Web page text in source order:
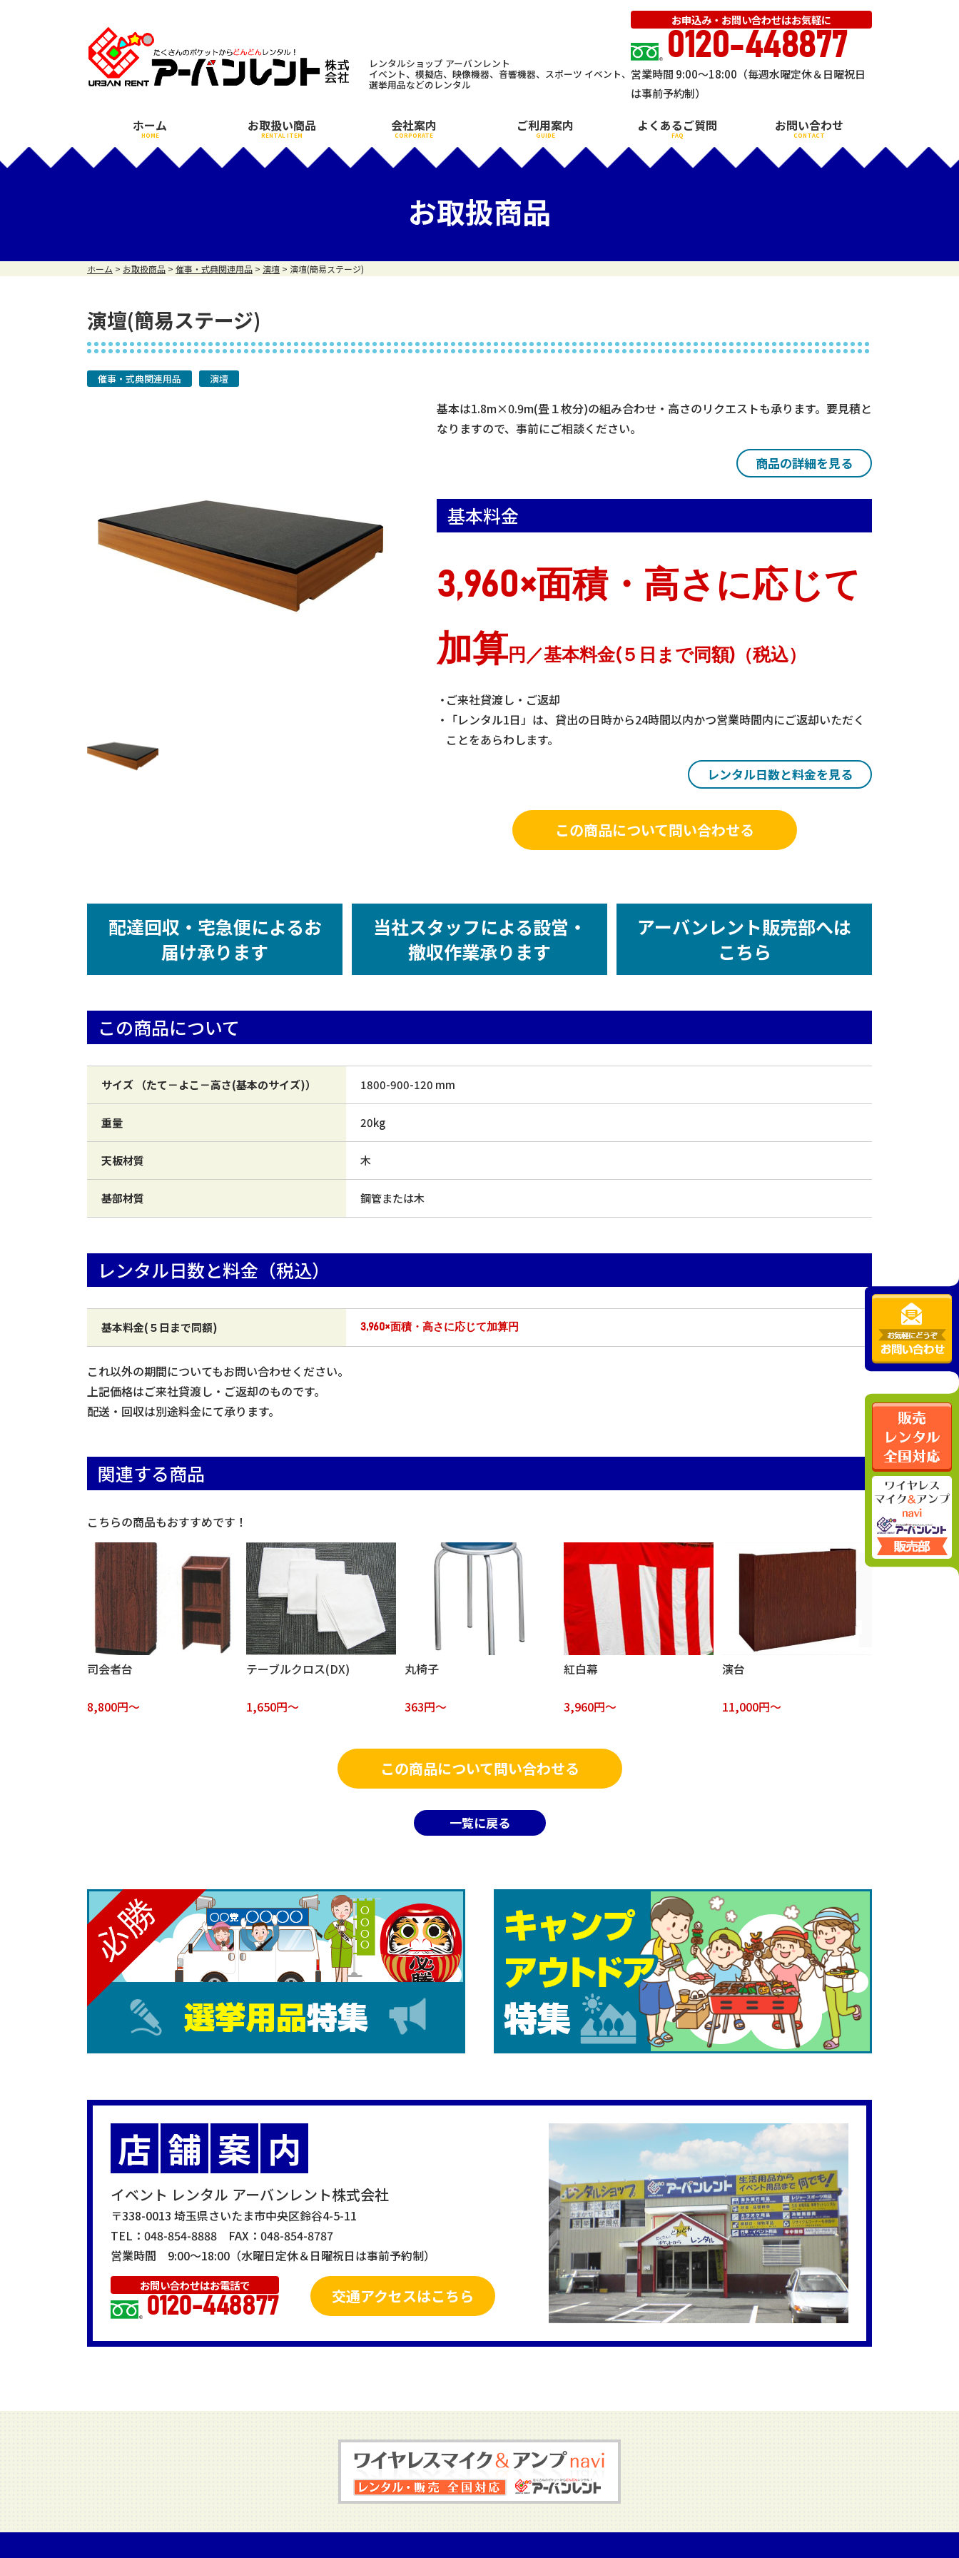
レンタルショップ アーバンレント
イベント、模擬店、映像機器、音響機器、スポーツ イベント、
選挙用品などのレンタル
お申込み・お問い合わせはお気軽に
0120-448877
営業時間 9:00～18:00（毎週水曜定休＆日曜祝日
は事前予約制）
ホーム
HOME
お取扱い商品
RENTAL ITEM
会社案内
CORPORATE
ご利用案内
GUIDE
よくあるご質問
FAQ
お問い合わせ
CONTACT
お取扱商品
ホーム > お取扱商品 > 催事・式典関連用品 > 演壇 > 演壇(簡易ステージ)
演壇(簡易ステージ)
催事・式典関連用品 演壇
基本は1.8m×0.9m(畳１枚分)の組み合わせ・高さのリクエストも承ります。要見積と
なりますので、事前にご相談ください。
商品の詳細を見る
基本料金
3,960×面積・高さに応じて
加算 円／基本料金(５日まで同額)（税込）
ご来社貸渡し・ご返却
「レンタル1日」は、貸出の日時から24時間以内かつ営業時間内にご返却いただく
ことをあらわします。
レンタル日数と料金を見る
この商品について問い合わせる
配達回収・宅急便によるお
届け承ります
当社スタッフによる設営・
撤収作業承ります
アーバンレント販売部へは
こちら
この商品について
サイズ （たて－よこ－高さ(基本のサイズ)） 1800-900-120 mm
重量 20kg
天板材質 木
基部材質 鋼管または木
レンタル日数と料金（税込）
基本料金(５日まで同額) 3,960×面積・高さに応じて加算円
これ以外の期間についてもお問い合わせください。
上記価格はご来社貸渡し・ご返却のものです。
配送・回収は別途料金にて承ります。
関連する商品
こちらの商品もおすすめです！
司会者台
8,800円～
テーブルクロス(DX)
1,650円～
丸椅子
363円～
紅白幕
3,960円～
演台
11,000円～
この商品について問い合わせる
一覧に戻る
店 舗 案 内
イベント レンタル アーバンレント株式会社
〒338-0013 埼玉県さいたま市中央区鈴谷4-5-11
TEL： 048-854-8888 FAX：048-854-8787
営業時間 9:00～18:00（水曜日定休＆日曜祝日は事前予約制）
お問い合わせはお電話で
0120-448877 交通アクセスはこちら